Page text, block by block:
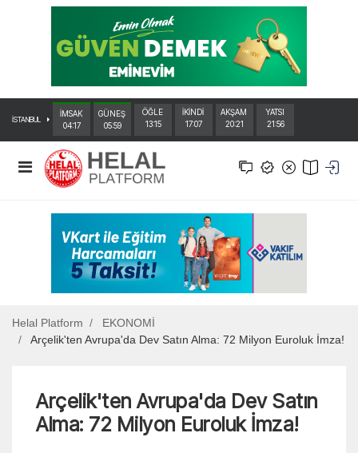
İSTANBUL
İMSAK
04:17
GÜNEŞ
05:59
ÖĞLE
13:15
İKİNDİ
17:07
AKŞAM
20:21
YATSI
21:56
Helal Platform
EKONOMİ
Arçelik'ten Avrupa'da Dev Satın Alma: 72 Milyon Euroluk İmza!
Arçelik'ten Avrupa'da Dev Satın
Alma: 72 Milyon Euroluk İmza!